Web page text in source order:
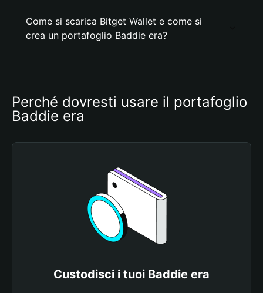
Come si scarica Bitget Wallet e come si
crea un portafoglio Baddie era?
Perché dovresti usare il portafoglio
Baddie era
Custodisci i tuoi Baddie era